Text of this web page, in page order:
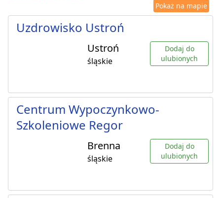
Pokaż na mapie
Uzdrowisko Ustroń
Ustroń
śląskie
Dodaj do
ulubionych
Centrum Wypoczynkowo-
Szkoleniowe Regor
Brenna
śląskie
Dodaj do
ulubionych